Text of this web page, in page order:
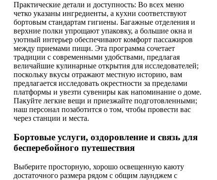
Практические детали и доступность: Во всех меню
четко указаны ингредиенты, а кухни соответствуют
бортовым стандартам гигиены. Багажные отделения и
верхние полки упрощают упаковку, а большие окна и
уютный интерьер обеспечивают комфорт пассажиров
между приемами пищи. Эта программа сочетает
традиции с современными удобствами, предлагая
величайшие кулинарные открытия для исследователей;
поскольку вкусы отражают местную историю, вам
предлагается исследовать окрестности за пределами
платформы и увезти сувениры как напоминание о доме.
Пакуйте легкие вещи и приезжайте подготовленными;
наш персонал позаботится о том, чтобы провести вас
через станции и места.
Бортовые услуги, оздоровление и связь для
бесперебойного путешествия
Выберите просторную, хорошо освещенную каюту
достаточного размера рядом с общим лаунджем с